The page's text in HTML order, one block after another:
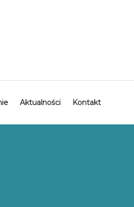
Aktualności Kontakt